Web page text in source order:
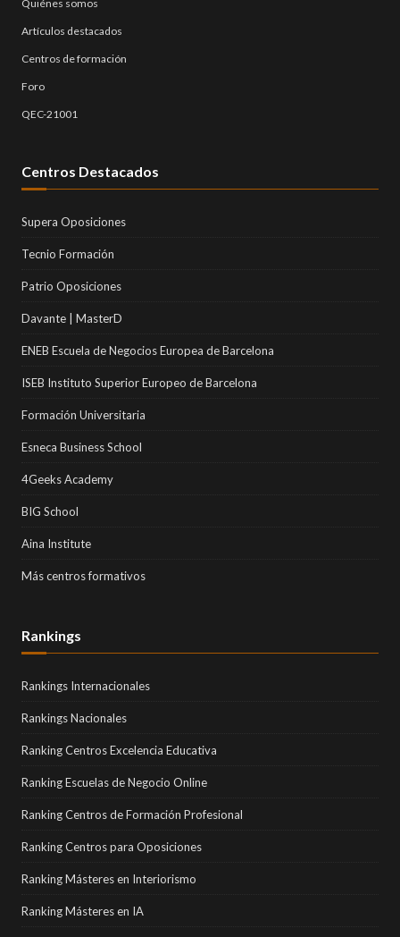
Quiénes somos
Artículos destacados
Centros de formación
Foro
QEC-21001
Centros Destacados
Supera Oposiciones
Tecnio Formación
Patrio Oposiciones
Davante | MasterD
ENEB Escuela de Negocios Europea de Barcelona
ISEB Instituto Superior Europeo de Barcelona
Formación Universitaria
Esneca Business School
4Geeks Academy
BIG School
Aina Institute
Más centros formativos
Rankings
Rankings Internacionales
Rankings Nacionales
Ranking Centros Excelencia Educativa
Ranking Escuelas de Negocio Online
Ranking Centros de Formación Profesional
Ranking Centros para Oposiciones
Ranking Másteres en Interiorismo
Ranking Másteres en IA